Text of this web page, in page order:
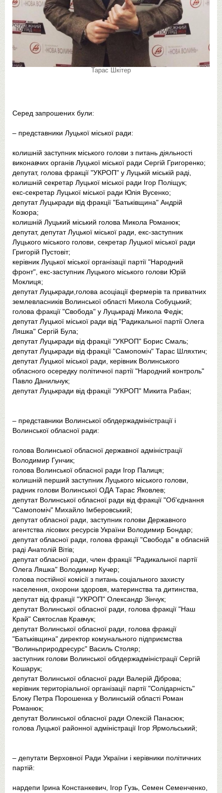
Тарас Шкітер
Серед запрошених були:
– представники Луцької міської ради:
колишній заступник міського голови з питань діяльності
виконавчих органів Луцької міської ради Сергій Григоренко;
депутат, голова фракції "УКРОП" у Луцькій міській раді,
колишній секретар Луцької міської ради Ігор Поліщук;
екс-секретар Луцької міської ради Юлія Вусенко;
депутат Луцькради від фракції "Батьківщина" Андрій
Козюра;
колишній Луцький міський голова Микола Романюк;
депутат, депутат Луцької міської ради, екс-заступник
Луцького міського голови, секретар Луцької міської ради
Григорій Пустовіт;
керівник Луцької міської організації партії "Народний
фронт", екс-заступник Луцького міського голови Юрій
Моклиця;
депутат Луцькради,голова асоціації фермерів та приватних
землевласників Волинської області Микола Собуцький;
голова фракції "Свобода" у Луцькраді Микола Федік;
депутат Луцької міської ради від "Радикальної партії Олега
Ляшка" Сергій Була;
депутат Луцькради від фракції "УКРОП" Борис Смаль;
депутат Луцькради від фракції "Самопоміч" Тарас Шляхтич;
депутат Луцької міської ради, керівник Волинського
обласного осередку політичної партії "Народний контроль"
Павло Данильчук;
депутат Луцькради від фракції "УКРОП" Микита Рабан;
– представники Волинської облдержадміністрації і
Волинської обласної ради:
голова Волинської обласної державної адміністрації
Володимир Гунчик;
голова Волинської обласної ради Ігор Палиця;
колишній перший заступник Луцького міського голови,
радник голови Волинської ОДА Тарас Яковлев;
депутат Волинської обласної ради від фракції "Об'єднання
"Самопоміч" Михайло Імберовський;
депутат обласної ради, заступник голови Державного
агентства лісових ресурсів України Володимир Бондар;
депутат обласної ради, голова фракції "Свобода" в обласній
раді Анатолій Вітів;
депутат обласної ради, член фракції "Радикальної партії
Олега Ляшка" Володимир Кучер;
голова постійної комісії з питань соціального захисту
населення, охорони здоровя, материнства та дитинства,
депутат від фракції "УКРОП" Олександр Зінчук;
депутат Волинської обласної ради, голова фракції "Наш
Край" Святослав Кравчук;
депутат Волинської обласної ради, голова фракції
"Батьківщина" директор комунального підприємства
"Волиньприродресурс" Василь Столяр;
заступник голови Волинської облдержадміністрації Сергій
Кошарук;
депутат Волинської обласної ради Валерій Діброва;
керівник територіальної організації партії "Солідарність"
Блоку Петра Порошенка у Волинській області Роман
Романюк;
депутат Волинської обласної ради Олексій Панасюк;
голова Луцької районної адміністрації Ігор Ярмольський;
– депутати Верховної Ради України і керівники політичних
партій:
нардепи Ірина Констанкевич, Ігор Гузь, Семен Семенченко,